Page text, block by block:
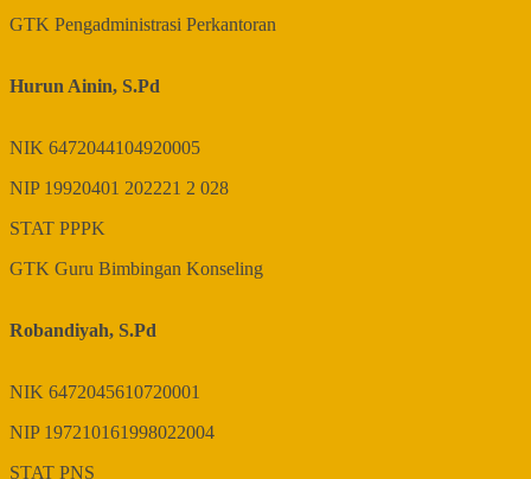
GTK Pengadministrasi Perkantoran
Hurun Ainin, S.Pd
NIK 6472044104920005
NIP 19920401 202221 2 028
STAT PPPK
GTK Guru Bimbingan Konseling
Robandiyah, S.Pd
NIK 6472045610720001
NIP 197210161998022004
STAT PNS